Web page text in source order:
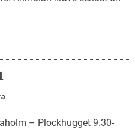
– Plockhugget 9.30-